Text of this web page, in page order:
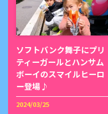
ソフトバンク舞子にプリ
ティーガールとハンサム
ボーイのスマイルヒーロ
ー登場♪
2024/03/25